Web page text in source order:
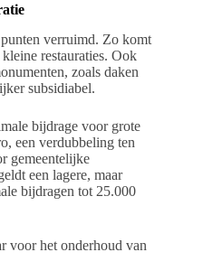
verruimd. Zo komt
restauraties. Ook
zoals daken
subsidiabel.
bijdrage voor grote
een verdubbeling ten
gemeentelijke
een lagere, maar
bijdragen tot 25.000
voor het onderhoud van